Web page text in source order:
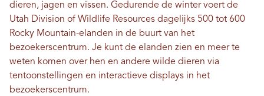
dieren, jagen en vissen. Gedurende de winter voert de
Utah Division of Wildlife Resources dagelijks 500 tot 600
Rocky Mountain-elanden in de buurt van het
bezoekerscentrum. Je kunt de elanden zien en meer te
weten komen over hen en andere wilde dieren via
tentoonstellingen en interactieve displays in het
bezoekerscentrum.